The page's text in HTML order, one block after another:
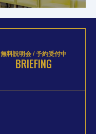
無料説明会 / 予約受付中
BRIEFING